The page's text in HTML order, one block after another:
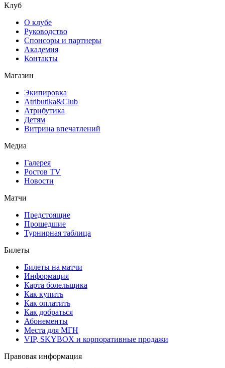
Клуб
О клубе
Руководство
Спонсоры и партнеры
Академия
Контакты
Магазин
Экипировка
Atributika&Club
Атрибутика
Детям
Витрина впечатлений
Медиа
Галерея
Ростов TV
Новости
Матчи
Предстоящие
Прошедшие
Турнирная таблица
Билеты
Билеты на матчи
Информация
Карта болельщика
Как купить
Как оплатить
Как добраться
Абонементы
Места для МГН
VIP, SKYBOX и корпоративные продажи
Правовая информация